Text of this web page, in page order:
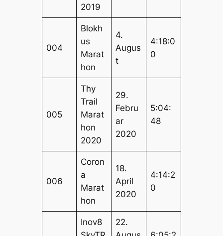
2019
004
Blokh
us
Marat
hon
4.
Augus
t
4:18:0
0
005
Thy
Trail
Marat
hon
2020
29.
Febru
ar
2020
5:04:
48
006
Coron
a
Marat
hon
18.
April
2020
4:14:2
0
Inov8
22.